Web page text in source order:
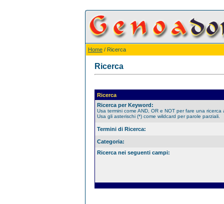
Home / Ricerca
Ricerca
Ricerca
Ricerca per Keyword:
Usa termini come AND, OR e NOT per fare una ricerca
Usa gli asterischi (*) come wildcard per parole parziali.
Termini di Ricerca:
Categoria:
Ricerca nei seguenti campi: